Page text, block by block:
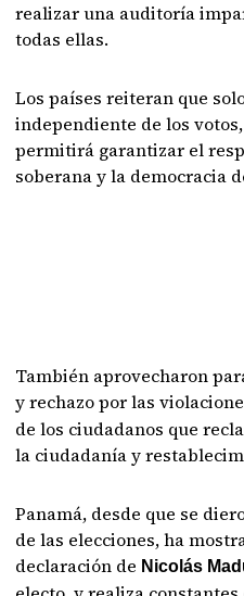
realizar una auditoría
todas ellas.
Los países reiteran que
independiente de los
permitirá garantizar el
soberana y la democracia
También aprovecharon
y rechazo por las
de los ciudadanos que
la ciudadanía y
Panamá, desde que se
de las elecciones, ha
declaración de Nicolás